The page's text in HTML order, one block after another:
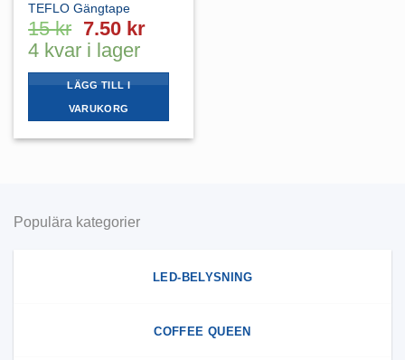
produktsidan
TEFLO Gängtape
15kr Det
ursprungliga
priset
var:
15 kr.
7.50 krDet
priset
är:
4 kvar i lager
LÄGG TILL I
VARUKORG
Populära kategorier
LED-BELYSNING
COFFEE QUEEN